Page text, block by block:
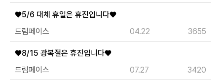
♥5/6 대체 휴일은 휴진입니다♥
드림페이스
04.22 3655
♥8/15 광복절은 휴진입니다♥
드림페이스
07.27 3420